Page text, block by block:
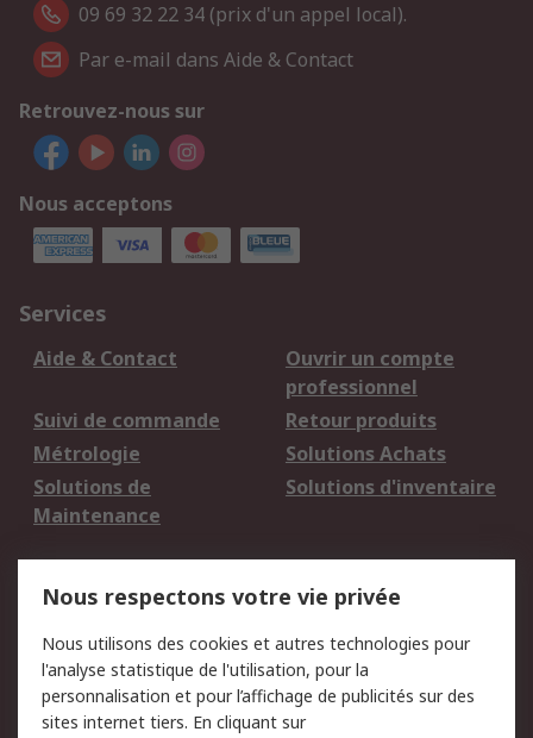
09 69 32 22 34 (prix d'un appel local).
Par e-mail dans Aide & Contact
Retrouvez-nous sur
Nous acceptons
Services
Aide & Contact
Ouvrir un compte
professionnel
Suivi de commande
Retour produits
Métrologie
Solutions Achats
Solutions de
Maintenance
Solutions d'inventaire
du site
Politique de protection
des données - Mise à
Sécurité des E-mails
Nous respectons votre vie privée
Nous utilisons des cookies et autres technologies pour
l'analyse statistique de l'utilisation, pour la
personnalisation et pour l’affichage de publicités sur des
sites internet tiers. En cliquant sur